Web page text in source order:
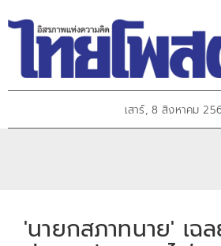
เสาร์, 8 สิงหาคม
'นายกสภาทนาย' เฉล